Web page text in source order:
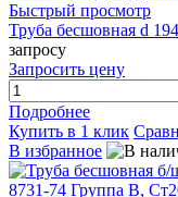
Быстрый просмотр
Труба бесшовная d
запросу
Запросить цену
Подробнее
Купить в 1 клик
В избранное